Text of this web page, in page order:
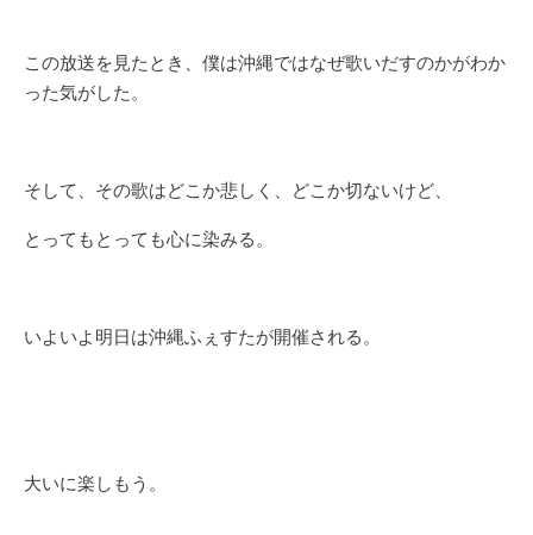
この放送を見たとき、僕は沖縄ではなぜ歌いだすのかがわか
った気がした。
そして、その歌はどこか悲しく、どこか切ないけど、
とってもとっても心に染みる。
いよいよ明日は沖縄ふぇすたが開催される。
大いに楽しもう。